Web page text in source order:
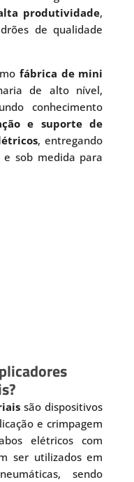
produtividade,
de qualidade
fábrica de mini
de alto nível,
conhecimento
e suporte de
, entregando
e sob medida para
são dispositivos
e crimpagem
elétricos com
ser utilizados em
sendo